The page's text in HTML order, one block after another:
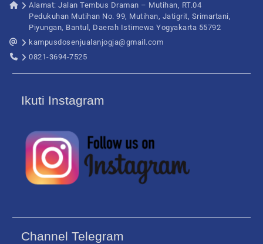
Alamat: Jalan Tembus Draman – Mutihan, RT.04
Pedukuhan Mutihan No. 99, Mutihan, Jatigrit, Srimartani,
Piyungan, Bantul, Daerah Istimewa Yogyakarta 55792
kampusdosenjualanjogja@gmail.com
0821-3694-7525
Ikuti Instagram
Channel Telegram